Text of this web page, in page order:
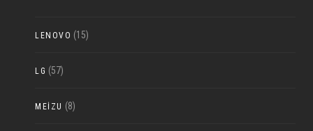
LENOVO (15)
LG (57)
MEIZU (8)